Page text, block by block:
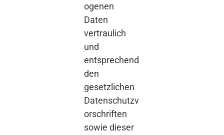
ogenen
Daten
vertraulich
und
entsprechend
den
gesetzlichen
Datenschutzv
orschriften
sowie dieser